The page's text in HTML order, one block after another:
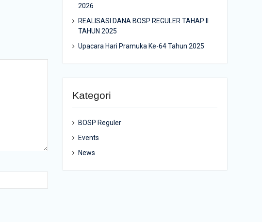
2026
REALISASI DANA BOSP REGULER TAHAP II
TAHUN 2025
Upacara Hari Pramuka Ke-64 Tahun 2025
Kategori
BOSP Reguler
Events
News